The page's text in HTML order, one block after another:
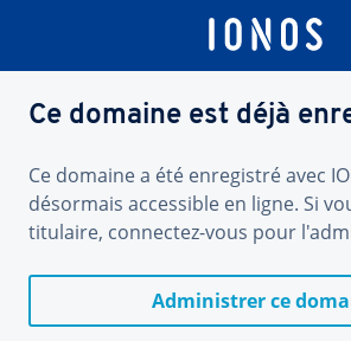
Ce domaine est déjà
Ce domaine a été enregistré avec
désormais accessible en ligne. Si
titulaire, connectez-vous pour
Administrer ce